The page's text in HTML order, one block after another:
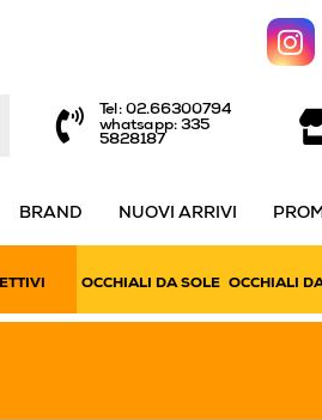
Tel: 02.66300794
whatsapp: 335
5828187
BRAND NUOVI ARRIVI
OCCHIALI DA SOLE OCCHIALI